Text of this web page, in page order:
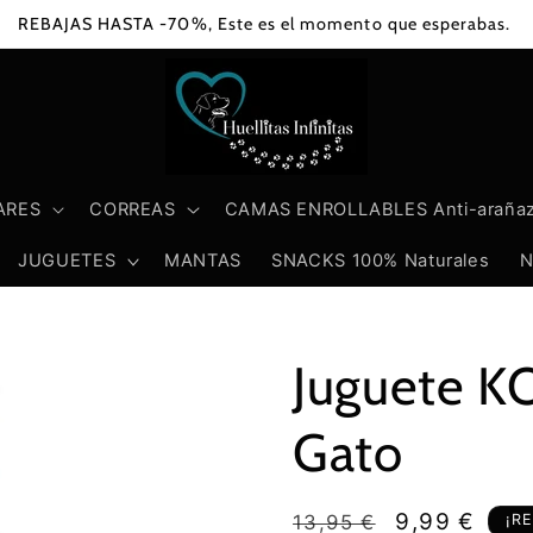
REBAJAS HASTA -70%, Este es el momento que esperabas.
CORREAS CAMAS ENROLLABLES Anti-
JUGUETES MANTAS SNACKS 100% Naturales
Juguete
Gato
Precio
13,95 €
Precio
9,99 €